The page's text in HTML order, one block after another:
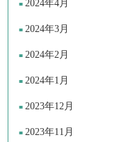
2024年4月
2024年3月
2024年2月
2024年1月
2023年12月
2023年11月